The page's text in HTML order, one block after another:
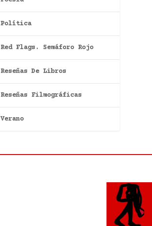
Política
Red Flags. Semáforo Rojo
Reseñas De Libros
Reseñas Filmográficas
Verano